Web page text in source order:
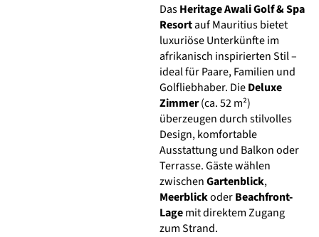
DasHeritage Awali Golf & Spa
Resortauf Mauritius bietet
luxuriöse Unterkünfte im
afrikanisch inspirierten Stil –
ideal für Paare, Familien und
Golfliebhaber. DieDeluxe
Zimmer(ca. 52 m²)
überzeugen durch stilvolles
Design, komfortable
Ausstattung und Balkon oder
Terrasse. Gäste wählen
zwischenGartenblick,
MeerblickoderBeachfront-
Lagemit direktem Zugang
zum Strand.